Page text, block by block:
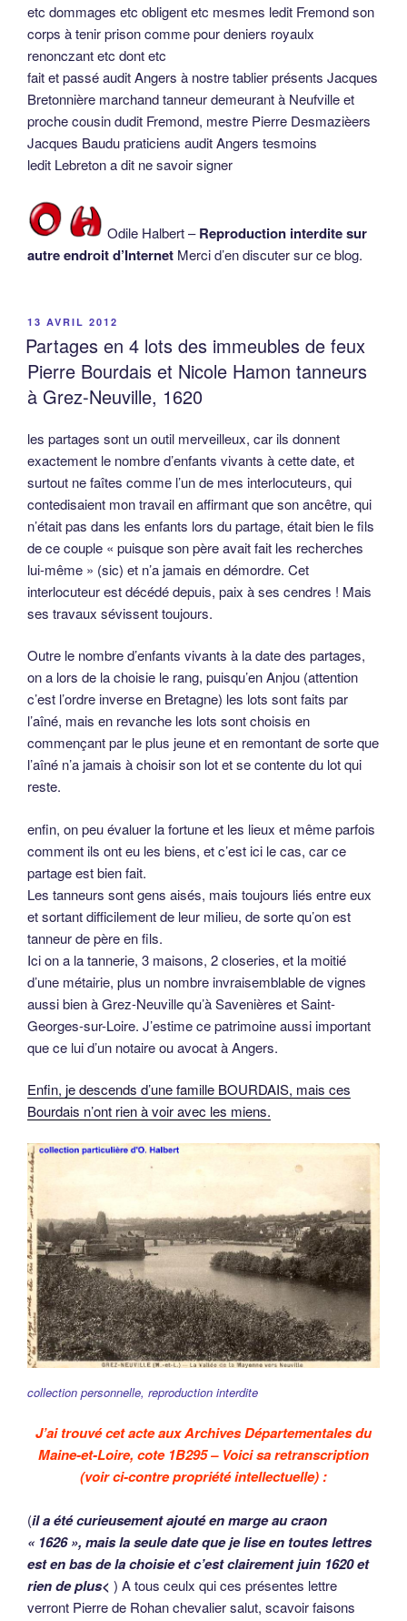
etc dommages etc obligent etc mesmes ledit Fremond son
corps à tenir prison comme pour deniers royaulx
renonczant etc dont etc
fait et passé audit Angers à nostre tablier présents Jacques
Bretonnière marchand tanneur demeurant à Neufville et
proche cousin dudit Fremond, mestre Pierre Desmazièers
Jacques Baudu praticiens audit Angers tesmoins
ledit Lebreton a dit ne savoir signer
Odile Halbert –Reproduction interdite sur
autre endroit d’Internet Merci d’en discuter sur ce blog.
PUBLIÉ
LE
13 AVRIL 2012
Partages en 4 lots des immeubles de feux
Pierre Bourdais et Nicole Hamon tanneurs
à Grez-Neuville, 1620
les partages sont un outil merveilleux, car ils donnent
exactement le nombre d’enfants vivants à cette date, et
surtout ne faîtes comme l’un de mes interlocuteurs, qui
contedisaient mon travail en affirmant que son ancêtre, qui
n’était pas dans les enfants lors du partage, était bien le fils
de ce couple « puisque son père avait fait les recherches
lui-même » (sic) et n’a jamais en démordre. Cet
interlocuteur est décédé depuis, paix à ses cendres ! Mais
ses travaux sévissent toujours.
Outre le nombre d’enfants vivants à la date des partages,
on a lors de la choisie le rang, puisqu’en Anjou (attention
c’est l’ordre inverse en Bretagne) les lots sont faits par
l’aîné, mais en revanche les lots sont choisis en
commençant par le plus jeune et en remontant de sorte que
l’aîné n’a jamais à choisir son lot et se contente du lot qui
reste.
enfin, on peu évaluer la fortune et les lieux et même parfois
comment ils ont eu les biens, et c’est ici le cas, car ce
partage est bien fait.
Les tanneurs sont gens aisés, mais toujours liés entre eux
et sortant difficilement de leur milieu, de sorte qu’on est
tanneur de père en fils.
Ici on a la tannerie, 3 maisons, 2 closeries, et la moitié
d’une métairie, plus un nombre invraisemblable de vignes
aussi bien à Grez-Neuville qu’à Savenières et Saint-
Georges-sur-Loire. J’estime ce patrimoine aussi important
que ce lui d’un notaire ou avocat à Angers.
Enfin, je descends d’une famille BOURDAIS, mais ces
Bourdais n’ont rien à voir avec les miens.
collection personnelle, reproduction interdite
J’ai trouvé cet acte aux Archives Départementales du
Maine-et-Loire, cote 1B295 – Voici sa retranscription
(voir ci-contre propriété intellectuelle) :
(il a été curieusement ajouté en marge au craon
« 1626 », mais la seule date que je lise en toutes lettres
est en bas de la choisie et c’est clairement juin 1620 et
rien de plus< ) A tous ceulx qui ces présentes lettre
verront Pierre de Rohan chevalier salut, scavoir faisons